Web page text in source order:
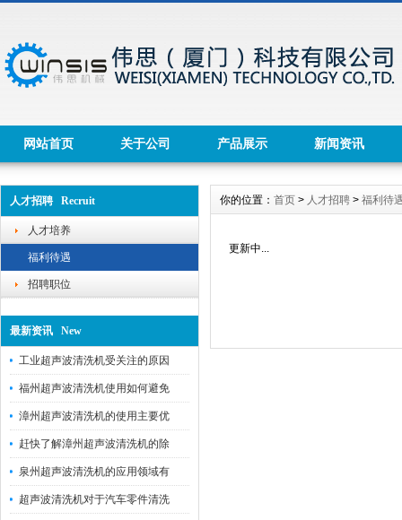
网站首页 关于公司 产品展示 新闻资讯
人才招聘 Recruit
人才培养
福利待遇
招聘职位
最新资讯 New
工业超声波清洗机受关注的原因
福州超声波清洗机使用如何避免
漳州超声波清洗机的使用主要优
赶快了解漳州超声波清洗机的除
泉州超声波清洗机的应用领域有
超声波清洗机对于汽车零件清洗
你的位置： 首页 > 人才招聘 > 福利待
更新中...